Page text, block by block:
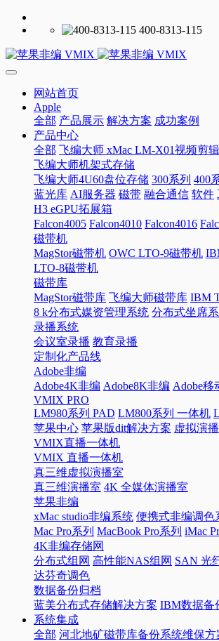
400-8313-115
网站首页
Apple
全部 产品展示 解决方案 成功案例
产品中心
全部 飞编大师 xMac LM-X01视频剪
飞编大师机架式存储
飞编大师4U60盘位存储 300系列 400
蓝光库 AI服务器 磁带 融合通信 软件
H3 eGPU拓展箱
Falcon4005 Falcon4010 Falcon4016
磁带机
MagStor磁带机 OWC LTO-9磁带机
LTO-8磁带机
磁带库
MagStor磁带库 飞编大师磁带库 IBM
8 k分布式媒资管理系统 分布式坐席
录播系统
会议室录播 教育录播
定制化产品线
Adobe非编
Adobe4K非编 Adobe8K非编 Adobe移
VMIX PRO
LM980系列 PAD LM800系列 一体机
苹果中心 苹果版dit解决方案 虚拟演
VMIX直播一体机
VMIX 直播一体机
真三维虚拟演播室
真三维演播室 4K 全媒体演播室
苹果非编
xMac studio非编系统 便携式非编调色
Mac Pro系列 MacBook Pro系列 iMac
4K非编存储网
分布式组网 高性能NAS组网 SAN 光
达芬奇调色
数据备份归档
蓝美分布式存储解决方案 IBM数据备
系统集成
全部 河北地矿磁带库备份系统维保方